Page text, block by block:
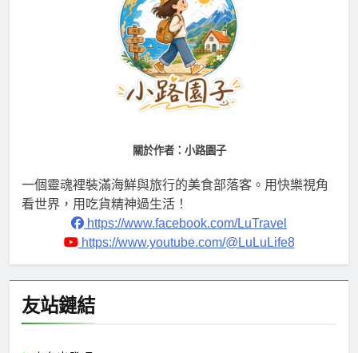
關於作者：小路園子
一個靈魂裡裝滿海鮮與旅行的美食部落客。用快樂視角
看世界，用吃貨精神過生活！
https://www.facebook.com/LuTravel
https://www.youtube.com/@LuLuLife8
友站鏈結